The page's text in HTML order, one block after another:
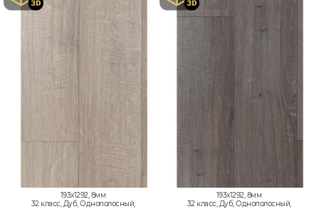
193x1292, 8мм
32 класс, Дуб, Однополосный,
193x1292, 8мм
32 класс, Дуб, Однополосный,